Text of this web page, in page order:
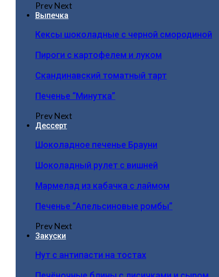
PrevNext
Выпечка
Кексы шоколадные с черной смородиной
Пироги c картофелем и луком
Скандинавский томатный тарт
Печенье “Минутка”
PrevNext
Дессерт
Шоколадное печенье Брауни
Шоколадный рулет с вишней
Мармелад из кабачка с лаймом
Печенье “Апельсиновые ромбы”
PrevNext
Закуски
Нут с антипасти на тостах